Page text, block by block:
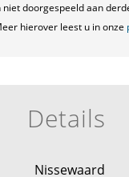
doorgespeeld aan
hierover leest u in onze
Details
Nissewaard